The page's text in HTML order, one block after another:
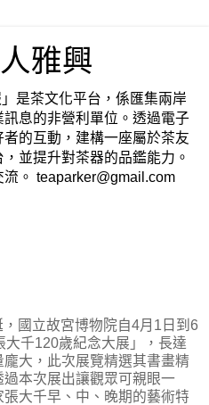
雅興
是茶文化平台，係匯集兩岸
息的非營利單位。透過電子
的互動，建構一座屬於茶友
並提升對茶器的品鑑能力。
。 teaparker@gmail.com
國立故宮博物院自4月1日到6
千120歲紀念大展」，長達
大，此次展覽精選其書畫精
本次展出讓觀眾可親眼一
大千早、中、晚期的藝術特